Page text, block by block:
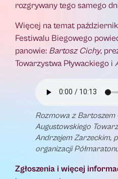
rozgrywany tego samego
Więcej na temat
Festiwalu Biegowego
panowie: Bartosz Cichy,
Towarzystwa Pływackiego i
Rozmowa z Bartoszem
Augustowskiego
Andrzejem Zarzeckim,
organizacji
Zgłoszenia i więcej